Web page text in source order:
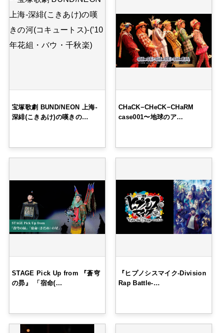
宝塚歌劇 BUND/NEON 上海-
深緋(こきあけ)の嘆きの…
CHaCK−CHeCK−CHaRM
case001〜地球のア…
STAGE Pick Up from 『蒼穹
の昴』 「宿命(…
『ヒプノシスマイク‐Division
Rap Battle‐…